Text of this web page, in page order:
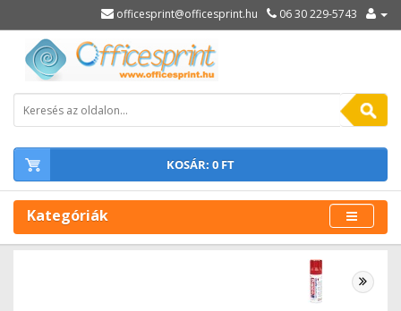
officesprint@officesprint.hu 06 30 229-5743
KOSÁR: 0 FT
Kategóriák